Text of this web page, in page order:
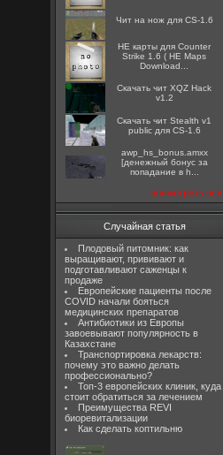
Чит на нож для CS-1.6
HE карты для Counter
Strike 1.6 ( HE Maps
Download...
Скачать чит XQZ Hack
v1.2
Скачать чит Stealth v1
public для CS-1.6
awp_hs_bonus.amxx
[денежный бонус за
попадание в h...
посмотреть все
Случайная статья
Плодовый питомник: как
выращивают, прививают и
подготавливают саженцы к
продаже
Европейские пациенты после
COVID начали бояться
медицинских препаратов
Антибиотики из Европы
завоевывают популярность в
Казахстане
Транспортировка лекарств:
почему это важно делать
профессионально?
Топ-3 европейских клиник, куда
стоит обратиться за лечением
Преимущества REVI
биоревитализации
Как сделать коптильню